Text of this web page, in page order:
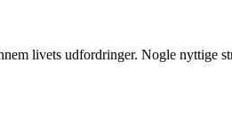
livets udfordringer. Nogle nyttige